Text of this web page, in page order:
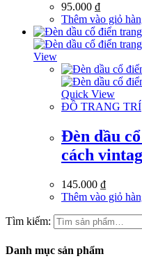
95.000 ₫
Thêm vào giỏ
View
Quick View
ĐỒ TRANG TRÍ
Đèn dầu
cách
145.000 ₫
Thêm vào giỏ
Tìm kiếm:
Danh mục sản phẩm